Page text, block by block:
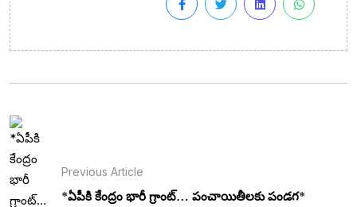
Previous Article
*ఏపీకి కేంద్రం భారీ గ్రాంట్‌… పంచాయితీలకు పండగ*